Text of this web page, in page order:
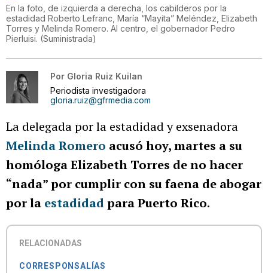
En la foto, de izquierda a derecha, los cabilderos por la
estadidad Roberto Lefranc, María “Mayita” Meléndez, Elizabeth
Torres y Melinda Romero. Al centro, el gobernador Pedro
Pierluisi. (Suministrada)
Por Gloria Ruiz Kuilan
Periodista investigadora
gloria.ruiz@gfrmedia.com
La delegada por la estadidad y exsenadora
Melinda Romero acusó hoy, martes a su
homóloga Elizabeth Torres de no hacer
“nada” por cumplir con su faena de abogar
por la estadidadpara Puerto Rico.
RELACIONADAS
CORRESPONSALÍAS